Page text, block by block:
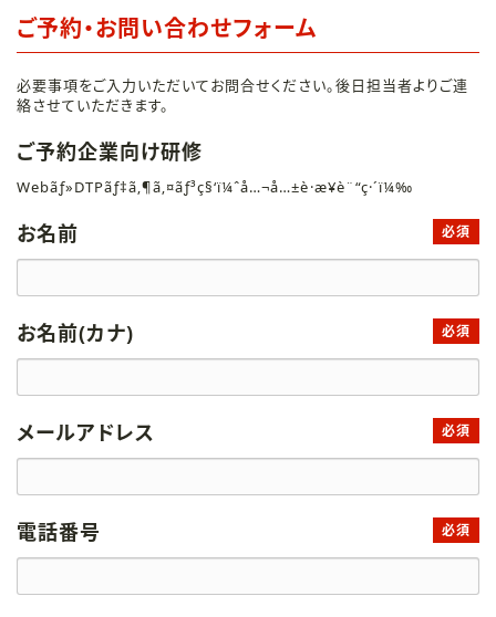
ご予約・お問い合わせフォーム
必要事項をご入力いただいてお問合せください。後日担当者よりご連
絡させていただきます。
ご予約企業向け研修
Webãƒ»DTPãƒ‡ã‚¶ã‚¤ãƒ³ç§‘ï¼ˆå…¬å…±è·æ¥­è¨“ç·´ï¼‰
お名前 必須
お名前(カナ) 必須
メールアドレス 必須
電話番号 必須